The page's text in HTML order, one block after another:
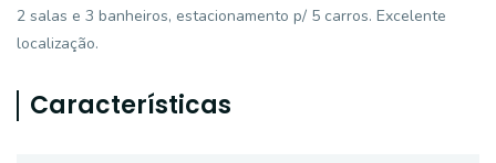
2 salas e 3 banheiros, estacionamento p/ 5 carros. Excelente
localização.
Características